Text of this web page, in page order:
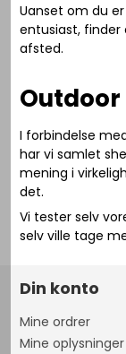
Uanset om du
entusiast,
afsted.
I forbindelse
har vi samlet
mening i
det.
Vi tester selv
selv ville tage
Din konto
Mine ordrer
Mine oplysninger